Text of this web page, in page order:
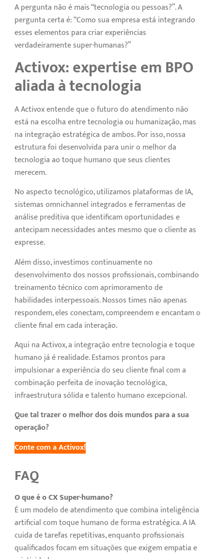
A pergunta não é mais “tecnologia ou pessoas?”. A
pergunta certa é: “Como sua empresa está integrando
esses elementos para criar experiências
verdadeiramente super-humanas?”
Activox: expertise em BPO
aliada à tecnologia
A Activox entende que o futuro do atendimento não
está na escolha entre tecnologia ou humanização, mas
na integração estratégica de ambos. Por isso, nossa
estrutura foi desenvolvida para unir o melhor da
tecnologia ao toque humano que seus clientes
merecem.
No aspecto tecnológico, utilizamos plataformas de IA,
sistemas omnichannel integrados e ferramentas de
análise preditiva que identificam oportunidades e
antecipam necessidades antes mesmo que o cliente as
expresse.
Além disso, investimos continuamente no
desenvolvimento dos nossos profissionais, combinando
treinamento técnico com aprimoramento de
habilidades interpessoais. Nossos times não apenas
respondem, eles conectam, compreendem e encantam o
cliente final em cada interação.
Aqui na Activox, a integração entre tecnologia e toque
humano já é realidade. Estamos prontos para
impulsionar a experiência do seu cliente final com a
combinação perfeita de inovação tecnológica,
infraestrutura sólida e talento humano excepcional.
Que tal trazer o melhor dos dois mundos para a sua
operação?
Conte com a Activox!
FAQ
O que é o CX Super-humano?
É um modelo de atendimento que combina inteligência
artificial com toque humano de forma estratégica. A IA
cuida de tarefas repetitivas, enquanto profissionais
qualificados focam em situações que exigem empatia e